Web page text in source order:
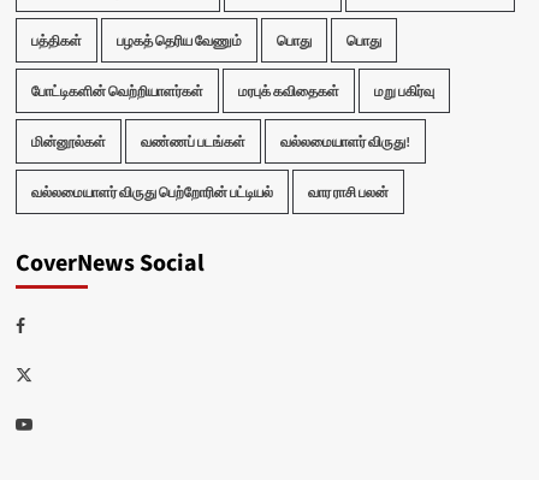
பத்திகள் பழகத் தெரிய வேணும் பொது பொது
போட்டிகளின் வெற்றியாளர்கள் மரபுக் கவிதைகள் மறு பகிர்வு
மின்னூல்கள் வண்ணப் படங்கள் வல்லமையாளர் விருது!
வல்லமையாளர் விருது பெற்றோரின் பட்டியல் வார ராசி பலன்
CoverNews Social
Facebook
Twitter
Youtube